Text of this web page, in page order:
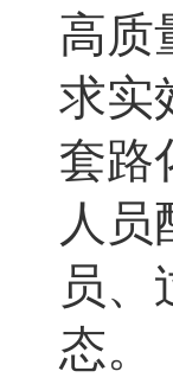
高质
求实
套路
人员
员
态。